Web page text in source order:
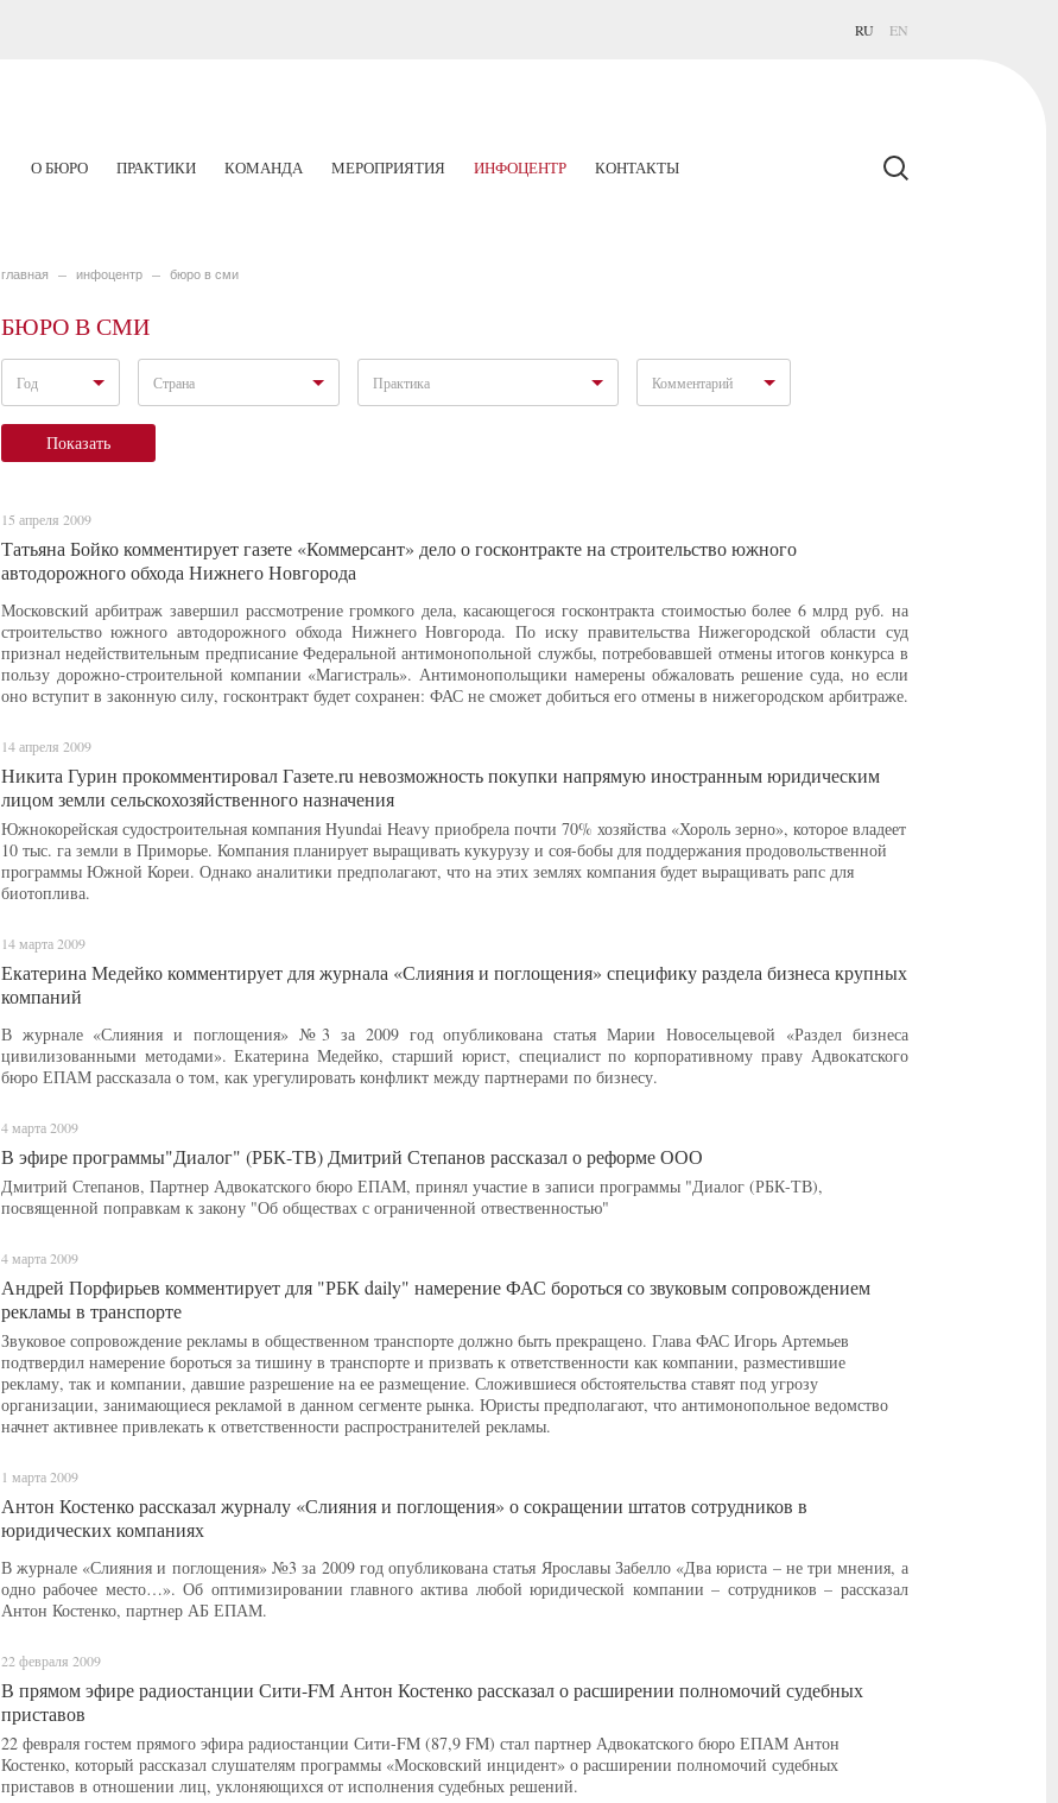
RU EN
О БЮРО ПРАКТИКИ КОМАНДА МЕРОПРИЯТИЯ ИНФОЦЕНТР КОНТАКТЫ
главная инфоцентр бюро в сми
БЮРО В СМИ
Год Страна Практика Комментарий
Показать
15 апреля 2009
Татьяна Бойко комментирует газете «Коммерсант» дело о госконтракте на строительство южного
автодорожного обхода Нижнего Новгорода
Московский арбитраж завершил рассмотрение громкого дела, касающегося госконтракта стоимостью более 6 млрд руб. на
строительство южного автодорожного обхода Нижнего Новгорода. По иску правительства Нижегородской области суд
признал недействительным предписание Федеральной антимонопольной службы, потребовавшей отмены итогов конкурса в
пользу дорожно-строительной компании «Магистраль». Антимонопольщики намерены обжаловать решение суда, но если
оно вступит в законную силу, госконтракт будет сохранен: ФАС не сможет добиться его отмены в нижегородском арбитраже.
14 апреля 2009
Никита Гурин прокомментировал Газете.ru невозможность покупки напрямую иностранным юридическим
лицом земли сельскохозяйственного назначения
Южнокорейская судостроительная компания Hyundai Heavy приобрела почти 70% хозяйства «Хороль зерно», которое владеет
10 тыс. га земли в Приморье. Компания планирует выращивать кукурузу и соя-бобы для поддержания продовольственной
программы Южной Кореи. Однако аналитики предполагают, что на этих землях компания будет выращивать рапс для
биотоплива.
14 марта 2009
Екатерина Медейко комментирует для журнала «Слияния и поглощения» специфику раздела бизнеса крупных
компаний
В журнале «Слияния и поглощения» №3 за 2009 год опубликована статья Марии Новосельцевой «Раздел бизнеса
цивилизованными методами». Екатерина Медейко, старший юрист, специалист по корпоративному праву Адвокатского
бюро ЕПАМ рассказала о том, как урегулировать конфликт между партнерами по бизнесу.
4 марта 2009
В эфире программы"Диалог" (РБК-ТВ) Дмитрий Степанов рассказал о реформе ООО
Дмитрий Степанов, Партнер Адвокатского бюро ЕПАМ, принял участие в записи программы "Диалог (РБК-ТВ),
посвященной поправкам к закону "Об обществах с ограниченной отвественностью"
4 марта 2009
Андрей Порфирьев комментирует для "РБК daily" намерение ФАС бороться со звуковым сопровождением
рекламы в транспорте
Звуковое сопровождение рекламы в общественном транспорте должно быть прекращено. Глава ФАС Игорь Артемьев
подтвердил намерение бороться за тишину в транспорте и призвать к ответственности как компании, разместившие
рекламу, так и компании, давшие разрешение на ее размещение. Сложившиеся обстоятельства ставят под угрозу
организации, занимающиеся рекламой в данном сегменте рынка. Юристы предполагают, что антимонопольное ведомство
начнет активнее привлекать к ответственности распространителей рекламы.
1 марта 2009
Антон Костенко рассказал журналу «Слияния и поглощения» о сокращении штатов сотрудников в
юридических компаниях
В журнале «Слияния и поглощения» №3 за 2009 год опубликована статья Ярославы Забелло «Два юриста – не три мнения, а
одно рабочее место…». Об оптимизировании главного актива любой юридической компании – сотрудников – рассказал
Антон Костенко, партнер АБ ЕПАМ.
22 февраля 2009
В прямом эфире радиостанции Сити-FM Антон Костенко рассказал о расширении полномочий судебных
приставов
22 февраля гостем прямого эфира радиостанции Сити-FM (87,9 FM) стал партнер Адвокатского бюро ЕПАМ Антон
Костенко, который рассказал слушателям программы «Московский инцидент» о расширении полномочий судебных
приставов в отношении лиц, уклоняющихся от исполнения судебных решений.